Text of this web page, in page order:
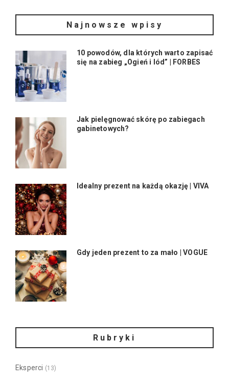
Najnowsze wpisy
10 powodów, dla których warto zapisać
się na zabieg „Ogień i lód” | FORBES
Jak pielęgnować skórę po zabiegach
gabinetowych?
Idealny prezent na każdą okazję | VIVA
Gdy jeden prezent to za mało | VOGUE
Rubryki
Eksperci (13)